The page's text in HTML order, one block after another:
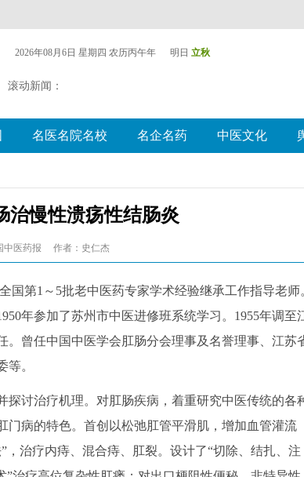
2026年08月6日 星期四 农历丙午年 明日 立秋
滚动新闻：
名医名院名校 名企名药 中医文化
治慢性溃疡性结肠炎
中医药报 作者：史仁杰
第1～5批老中医药专家学术经验继承工作指导老师
年参加了苏州市中医进修班系统学习。1955年调至
。曾任中国中医学会肛肠分会理事及名誉理事、江苏
。
讨治疗机理。对肛肠疾病，着重研究中医传统的各
病的特色。首创以松弛肛管平滑肌，增加血管灌流
治疗内痔、混合痔、肛裂。设计了“切除、结扎、注